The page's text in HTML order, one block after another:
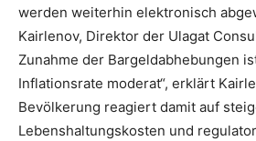
werden weiterhin elektronisch
Kairlenov, Direktor der Ulagat
Zunahme der Bargeldabhebungen
Inflationsrate moderat“, erklärt
Bevölkerung reagiert damit auf
Lebenshaltungskosten und